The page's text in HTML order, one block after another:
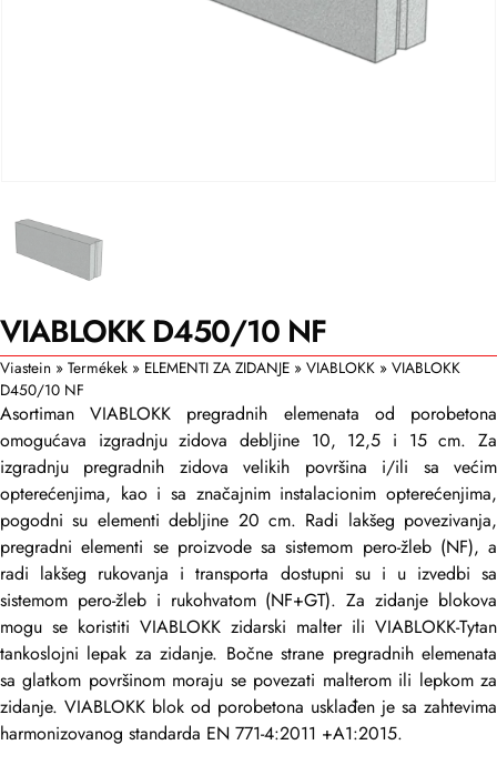
VIABLOKK D450/10 NF
Viastein » Termékek » ELEMENTI ZA ZIDANJE » VIABLOKK » VIABLOKK
D450/10 NF
Asortiman VIABLOKK pregradnih elemenata od porobetona
omogućava izgradnju zidova debljine 10, 12,5 i 15 cm. Za
izgradnju pregradnih zidova velikih površina i/ili sa većim
opterećenjima, kao i sa značajnim instalacionim opterećenjima,
pogodni su elementi debljine 20 cm. Radi lakšeg povezivanja,
pregradni elementi se proizvode sa sistemom pero-žleb (NF), a
radi lakšeg rukovanja i transporta dostupni su i u izvedbi sa
sistemom pero-žleb i rukohvatom (NF+GT). Za zidanje blokova
mogu se koristiti VIABLOKK zidarski malter ili VIABLOKK-Tytan
tankoslojni lepak za zidanje. Bočne strane pregradnih elemenata
sa glatkom površinom moraju se povezati malterom ili lepkom za
zidanje. VIABLOKK blok od porobetona usklađen je sa zahtevima
harmonizovanog standarda EN 771-4:2011 +A1:2015.